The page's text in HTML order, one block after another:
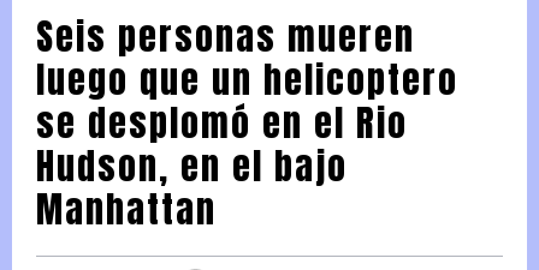
Seis personas mueren
luego que un helicoptero
se desplomó en el Rio
Hudson, en el bajo
Manhattan